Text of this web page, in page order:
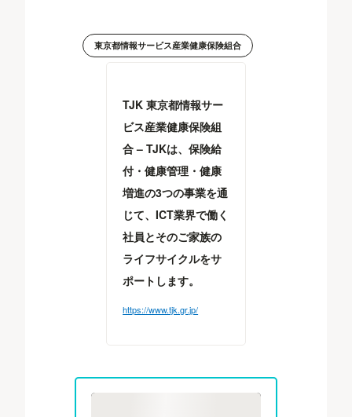
東京都情報サービス産業健康保険組合
TJK 東京都情報サー
ビス産業健康保険組
合 – TJKは、保険給
付・健康管理・健康
増進の3つの事業を通
じて、ICT業界で働く
社員とそのご家族の
ライフサイクルをサ
ポートします。
https://www.tjk.gr.jp/